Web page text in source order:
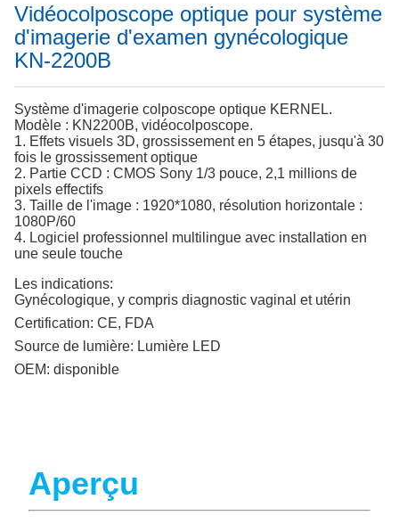
Vidéocolposcope optique pour système
d'imagerie d'examen gynécologique
KN-2200B
Système d'imagerie colposcope optique KERNEL.
Modèle : KN2200B, vidéocolposcope.
1. Effets visuels 3D, grossissement en 5 étapes, jusqu'à 30
fois le grossissement optique
2. Partie CCD : CMOS Sony 1/3 pouce, 2,1 millions de
pixels effectifs
3. Taille de l'image : 1920*1080, résolution horizontale :
1080P/60
4. Logiciel professionnel multilingue avec installation en
une seule touche
Les indications:
Gynécologique, y compris diagnostic vaginal et utérin
Certification: CE, FDA
Source de lumière: Lumière LED
OEM: disponible
Aperçu